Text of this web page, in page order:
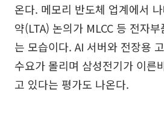
온다. 메모리 반도체 업계에서
약(LTA) 논의가 MLCC 등 전자
는 모습이다. AI 서버와 전장용
수요가 몰리며 삼성전기가 이른
고 있다는 평가도 나온다.